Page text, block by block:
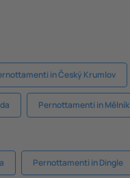
in Český Krumlov
Pernottamenti in Mělník
Pernottamenti in Dingle